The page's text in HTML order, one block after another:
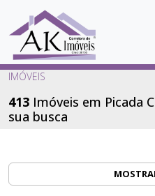
COMPRAR
LANÇAMENTOS
IMÓVEIS
413 Imóveis em Picada
sua busca